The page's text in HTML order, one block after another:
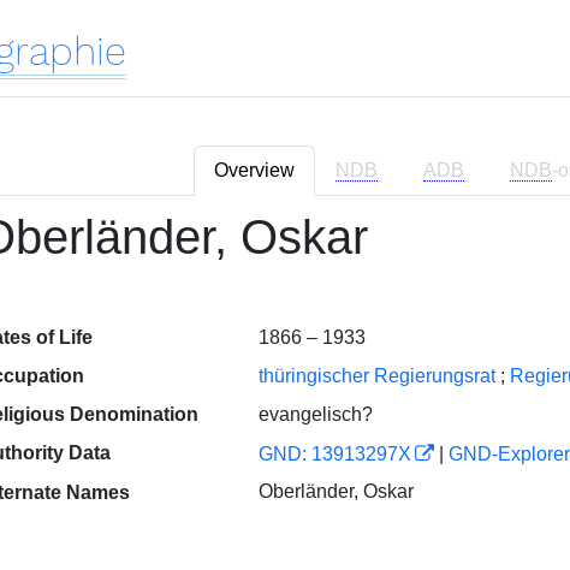
Overview NDB ADB NDB-
Oskar
of Life
1866 – 1933
thüringischer Regierungsrat ;
Denomination
evangelisch?
Data
GND: 13913297X GND-Explorer
Names
Oberländer, Oskar